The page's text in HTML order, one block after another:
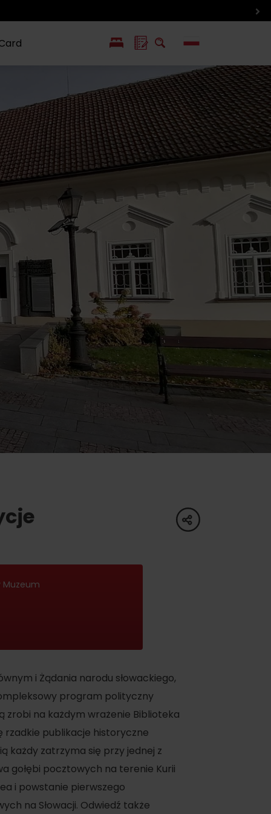
Smaki i życie
Liptowa
i inne
Wlkolinec –
Zabytek
UNESCO
EN
SK
share
Muzeum
i Żądania narodu słowackiego,
program polityczny
zrobi na każdym wrażenie Biblioteka
rzadkie publikacje historyczne
każdy zatrzyma się przy jednej z
gołębi pocztowych na terenie Kurii
i powstanie pierwszego
na Słowacji. Odwiedź także